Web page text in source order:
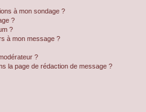
à mon sondage ?
?
?
à mon message ?
?
la page de rédaction de message ?